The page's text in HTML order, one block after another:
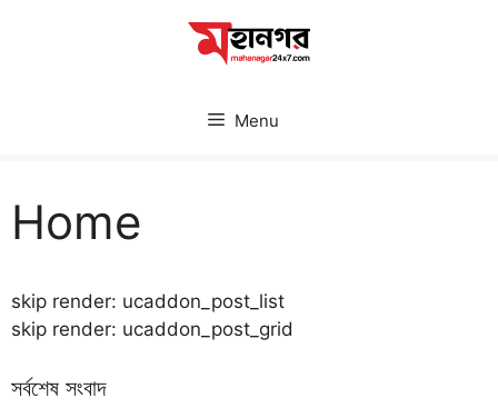
Menu
Home
skip render: ucaddon_post_list
skip render: ucaddon_post_grid
সর্বশেষ সংবাদ